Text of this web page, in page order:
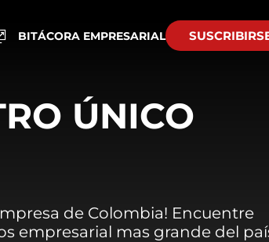
BITÁCORA EMPRESARIAL
ÚNICO
de Colombia! Encuentre
empresarial mas grande del